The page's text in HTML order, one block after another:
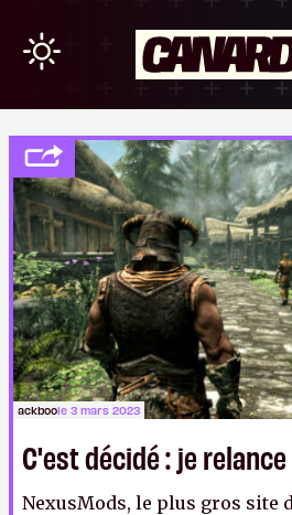
ackboole 3 mars 2023
C'est décidé : je
NexusMods, le plus gros site